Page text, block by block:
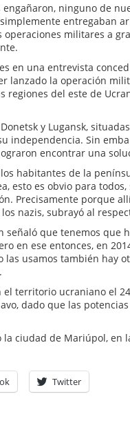
ninguno de
entregaban
militares a
en una entrevista
lanzado la operación
regiones del este de
y Lugansk,
independencia. Sin
encontrar una
habitantes de la
esto es obvio para
Precisamente porque
nazis, subrayó al
señaló que tenemos que
en ese entonces, en
las usamos también hay
territorio ucraniano el
dado que las
ciudad de Mariúpol, en
Twitter